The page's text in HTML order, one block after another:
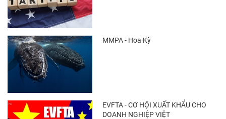
MMPA - Hoa Kỳ
EVFTA - CƠ HỘI XUẤT KHẨU CHO
DOANH NGHIỆP VIỆT